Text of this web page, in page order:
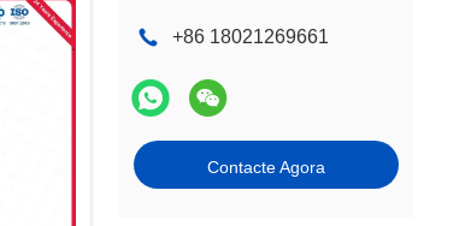
+86 18021269661
Contacte Agora